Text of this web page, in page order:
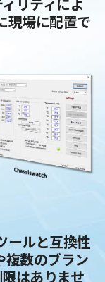
リティによ
現場に配置で
ールと互換性
複数のブラン
はありませ